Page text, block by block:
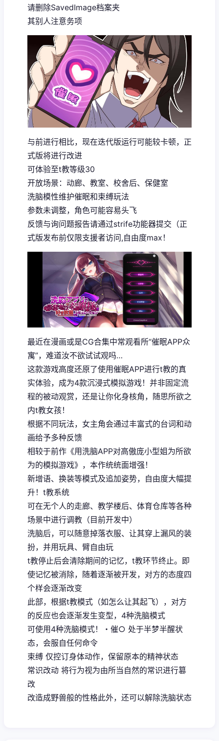
请删除SavedImage档案夹
其别人注意务项
与前进行相比，现在迭代版运行可能较卡顿，正
式版将进行改进
可体验至t教等级30
开放场景：动廊、教室、校舍后、保健室
洗脑模性维护催眠和束缚玩法
参数未调整，角色可能容易头飞
反馈与询问题报告请通过strife功能器提交（正
式版发布前仅限支援者访问,自由度max！
最近在漫画或是CG合集中常观看所“催眠APP众
寓”，难道汝不欲试试观吗…
这款游戏高度还原了使用催眠APP进行t教的真
实体验，成为4款沉浸式模拟游戏！并非固定流
程的被动观赏，还是让你化身核角，随思所欲之
内t教女孩！
根据不同玩法，女主角会通过丰富式的台词和动
画给予多种反馈
相较于前作《用洗脑APP对高傲庞小型姐为所欲
为的模拟游戏》，本作统统面增强！
新增语、换装等模式及追加姿势，自由度大幅提
升！t教系统
可在无个人的走廊、教学楼后、体育仓库等各种
场景中进行调教（目前开发中）
洗脑后，可以随意掉落衣服、让其穿上漏风的装
扮，并用玩具、臂自由玩
t教停止后会清除期间的记忆，t教环节终止。即
使记忆被消除，随着逐渐被开发，对方的态度四
个样会逐渐改变
此部，根据t教模式（如怎么让其起飞），对方
的反应也会逐渐发生变型，4种洗脑模式
可使用4种洗脑模式！・催○ 处于半梦半醒状
态，会服自任何命令
束缚 仅控订身体动作，保留原本的精神状态
常识改动 将行为视为由所当自然的常识进行篡
改
改造成野兽般的性格此外，还可以解除洗脑状态